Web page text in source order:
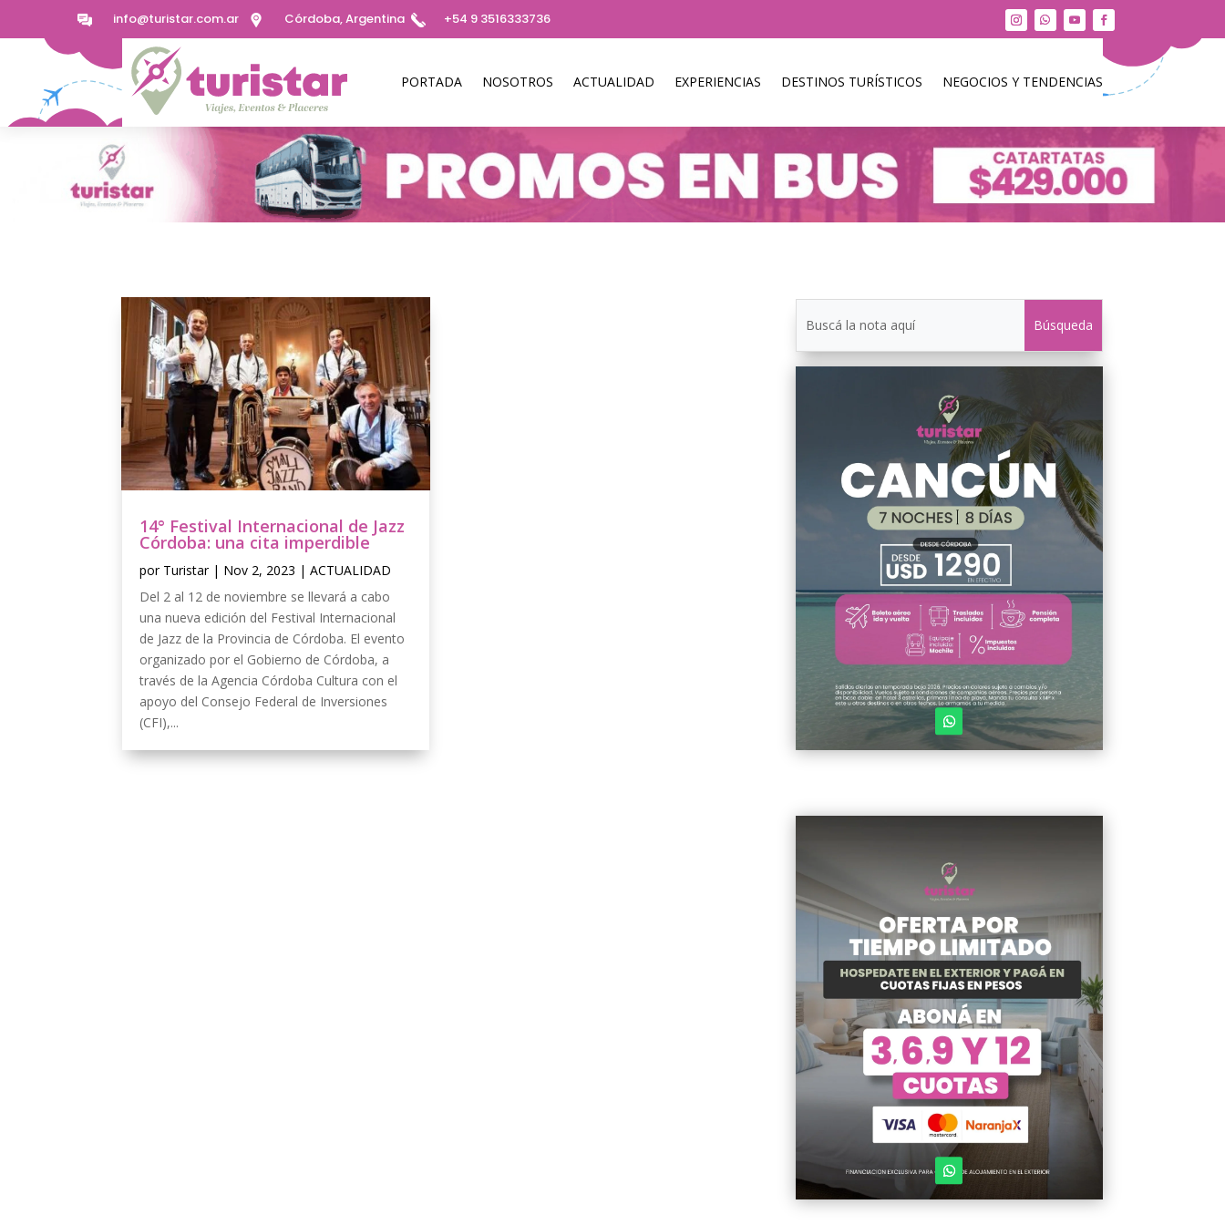
info@turistar.com.ar Córdoba, Argentina +54 9 3516333736
PORTADA NOSOTROS ACTUALIDAD EXPERIENCIAS DESTINOS TURÍSTICOS NEGOCIOS Y TENDENCIAS
14° Festival Internacional de Jazz
Córdoba: una cita imperdible
por Turistar| Nov 2, 2023 |ACTUALIDAD
Del 2 al 12 de noviembre se llevará a cabo
una nueva edición del Festival Internacional
de Jazz de la Provincia de Córdoba. El evento
organizado por el Gobierno de Córdoba, a
través de la Agencia Córdoba Cultura con el
apoyo del Consejo Federal de Inversiones
(CFI),...